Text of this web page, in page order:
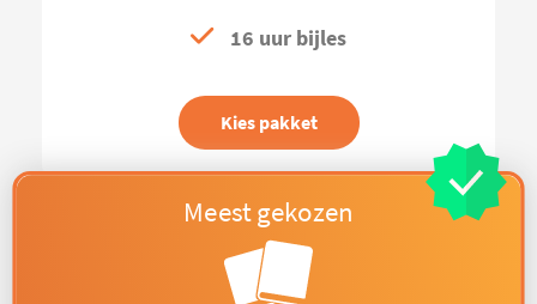
16 uur bijles
Kies pakket